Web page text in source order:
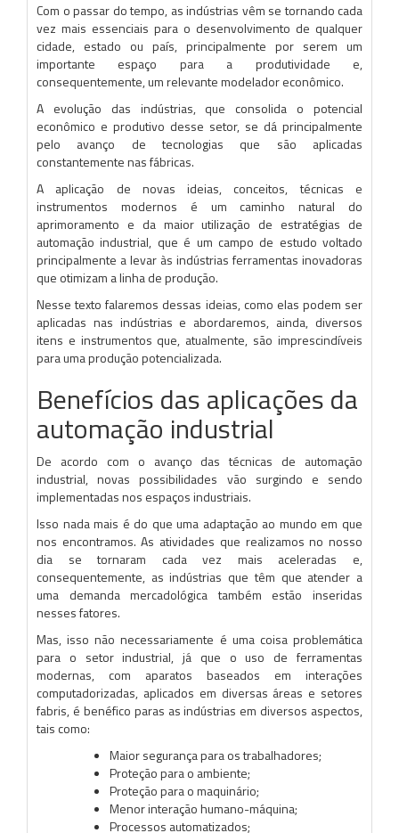
Com o passar do tempo, as indústrias vêm se tornando cada
vez mais essenciais para o desenvolvimento de qualquer
cidade, estado ou país, principalmente por serem um
importante espaço para a produtividade e,
consequentemente, um relevante modelador econômico.
A evolução das indústrias, que consolida o potencial
econômico e produtivo desse setor, se dá principalmente
pelo avanço de tecnologias que são aplicadas
constantemente nas fábricas.
A aplicação de novas ideias, conceitos, técnicas e
instrumentos modernos é um caminho natural do
aprimoramento e da maior utilização de estratégias de
automação industrial, que é um campo de estudo voltado
principalmente a levar às indústrias ferramentas inovadoras
que otimizam a linha de produção.
Nesse texto falaremos dessas ideias, como elas podem ser
aplicadas nas indústrias e abordaremos, ainda, diversos
itens e instrumentos que, atualmente, são imprescindíveis
para uma produção potencializada.
Benefícios das aplicações da
automação industrial
De acordo com o avanço das técnicas de automação
industrial, novas possibilidades vão surgindo e sendo
implementadas nos espaços industriais.
Isso nada mais é do que uma adaptação ao mundo em que
nos encontramos. As atividades que realizamos no nosso
dia se tornaram cada vez mais aceleradas e,
consequentemente, as indústrias que têm que atender a
uma demanda mercadológica também estão inseridas
nesses fatores.
Mas, isso não necessariamente é uma coisa problemática
para o setor industrial, já que o uso de ferramentas
modernas, com aparatos baseados em interações
computadorizadas, aplicados em diversas áreas e setores
fabris, é benéfico paras as indústrias em diversos aspectos,
tais como:
Maior segurança para os trabalhadores;
Proteção para o ambiente;
Proteção para o maquinário;
Menor interação humano-máquina;
Processos automatizados;